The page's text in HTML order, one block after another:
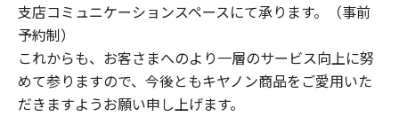
支店コミュニケーションスペースにて承ります。（事前
予約制）
これからも、お客さまへのより一層のサービス向上に努
めて参りますので、今後ともキヤノン商品をご愛用いた
だきますようお願い申し上げます。